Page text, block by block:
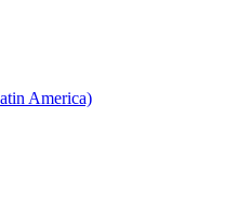
America)